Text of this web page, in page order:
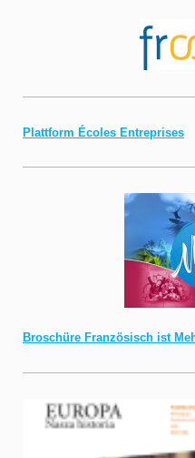
Plattform Écoles Entreprises
Broschüre Französisch ist